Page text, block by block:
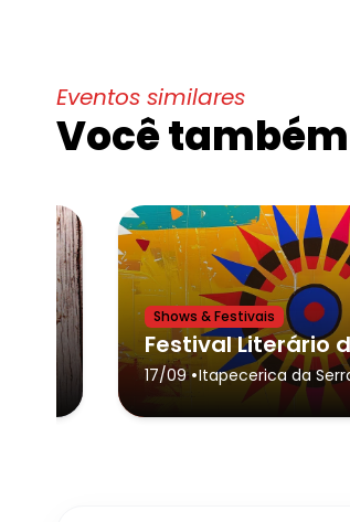
Eventos similares
Você
Shows & Festivais
17/09 •Itapecerica da
da Serra